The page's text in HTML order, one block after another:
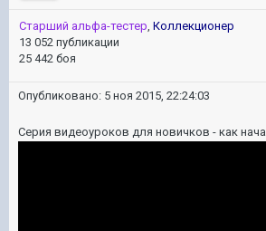
Старший альфа-тестер Коллекционер
13 052 публикации
25 442 боя
Опубликовано: 5 ноя 2015, 22:24:03
Серия видеоуроков для новичков - как